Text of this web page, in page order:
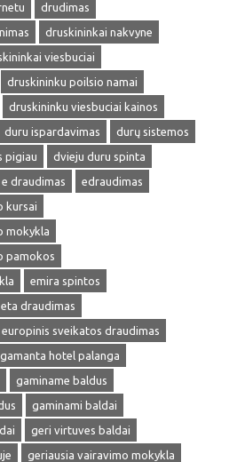
drudimas
druskininkai nakvyne
viesbuciai
druskininku poilsio namai
druskininku viesbuciai kainos
duru ispardavimas
durų sistemos
pigiau
dvieju duru spinta
e draudimas
edraudimas
kursai
mokykla
pamokos
emira spintos
eta draudimas
europinis sveikatos draudimas
gamanta hotel palanga
gaminame baldus
gaminami baldai
geri virtuves baldai
geriausia vairavimo mokykla